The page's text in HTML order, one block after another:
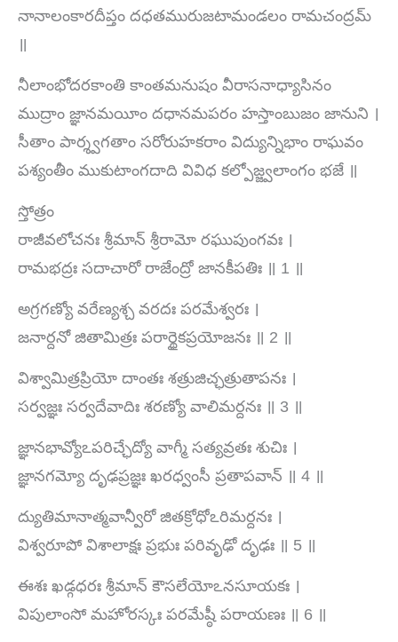
నానాలంకారదీప్తం దధతమురుజటామండలం రామచంద్రమ్
॥
నీలాంభోదరకాంతి కాంతమనుషం వీరాసనాధ్యాసినం
ముద్రాం జ్ఞానమయీం దధానమపరం హస్తాంబుజం జానుని ।
సీతాం పార్శ్వగతాం సరోరుహకరాం విద్యున్నిభాం రాఘవం
పశ్యంతీం ముకుటాంగదాది వివిధ కల్పోజ్జ్వలాంగం భజే ॥
స్తోత్రం
రాజీవలోచనః శ్రీమాన్ శ్రీరామో రఘుపుంగవః ।
రామభద్రః సదాచారో రాజేంద్రో జానకీపతిః ॥ 1 ॥
అగ్రగణ్యో వరేణ్యశ్చ వరదః పరమేశ్వరః ।
జనార్దనో జితామిత్రః పరార్థైకప్రయోజనః ॥ 2 ॥
విశ్వామిత్రప్రియో దాంతః శత్రుజిచ్ఛత్రుతాపనః ।
సర్వజ్ఞః సర్వదేవాదిః శరణ్యో వాలిమర్దనః ॥ 3 ॥
జ్ఞానభావ్యోఽపరిచ్ఛేద్యో వాగ్మీ సత్యవ్రతః శుచిః ।
జ్ఞానగమ్యో దృఢప్రజ్ఞః ఖరధ్వంసీ ప్రతాపవాన్ ॥ 4 ॥
ద్యుతిమానాత్మవాన్వీరో జితక్రోధోఽరిమర్దనః ।
విశ్వరూపో విశాలాక్షః ప్రభుః పరివృఢో దృఢః ॥ 5 ॥
ఈశః ఖడ్గధరః శ్రీమాన్ కౌసలేయోఽనసూయకః ।
విపులాంసో మహోరస్కః పరమేష్ఠీ పరాయణః ॥ 6 ॥